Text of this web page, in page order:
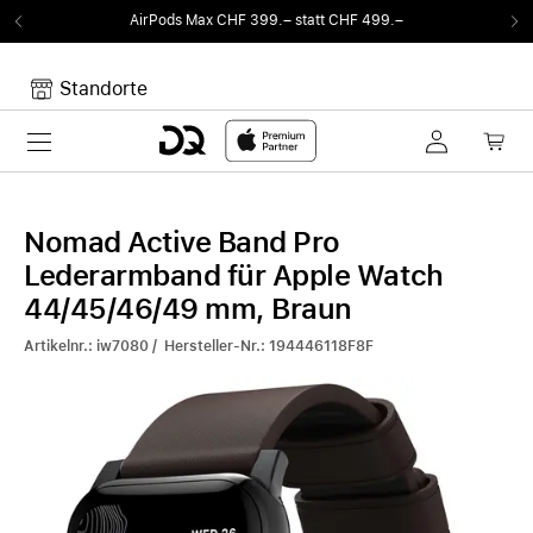
AirPods Max CHF 399.– statt CHF 499.–
Standorte
Toggle navigation
Nomad Active Band Pro
Lederarmband für Apple Watch
44/45/46/49 mm, Braun
Artikelnr.: iw7080 / Hersteller-Nr.: 194446118F8F